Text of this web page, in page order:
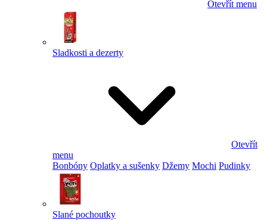
Otevřít menu
Sladkosti a dezerty
Otevřít
menu
Bonbóny Oplatky a sušenky Džemy Mochi Pudinky
Slané pochoutky